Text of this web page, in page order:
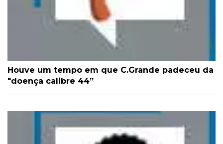
Houve um tempo em que C.Grande padeceu da
"doença calibre 44”